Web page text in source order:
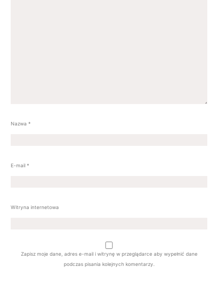
Nazwa *
E-mail *
Witryna internetowa
Zapisz moje dane, adres e-mail i witrynę w przeglądarce aby wypełnić dane
podczas pisania kolejnych komentarzy.